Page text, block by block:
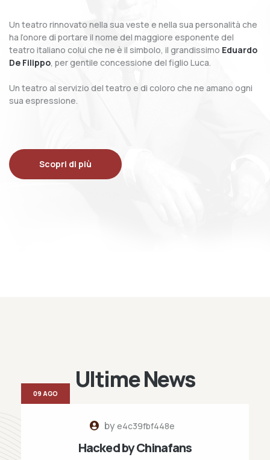
Un teatro rinnovato nella sua veste e nella sua personalità che
ha l’onore di portare il nome del maggiore esponente del
teatro italiano colui che ne è il simbolo, il grandissimo Eduardo
De Filippo, per gentile concessione del figlio Luca.
Un teatro al servizio del teatro e di coloro che ne amano ogni
sua espressione.
Scopri di più
Ultime News
bye4c39fbf448e
Hacked by Chinafans
09 AGO